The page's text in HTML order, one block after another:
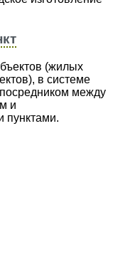
(жилых
в системе
между
и
пунктами.